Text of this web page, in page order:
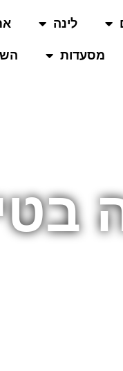
לינה
מסעדות